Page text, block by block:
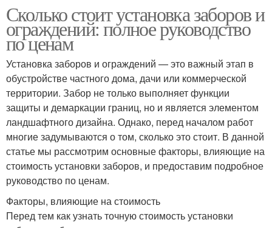
Сколько стоит установка заборов и
ограждений: полное руководство
по ценам
Установка заборов и ограждений — это важный этап в
обустройстве частного дома, дачи или коммерческой
территории. Забор не только выполняет функции
защиты и демаркации границ, но и является элементом
ландшафтного дизайна. Однако, перед началом работ
многие задумываются о том, сколько это стоит. В данной
статье мы рассмотрим основные факторы, влияющие на
стоимость установки заборов, и предоставим подробное
руководство по ценам.
Факторы, влияющие на стоимость
Перед тем как узнать точную стоимость установки